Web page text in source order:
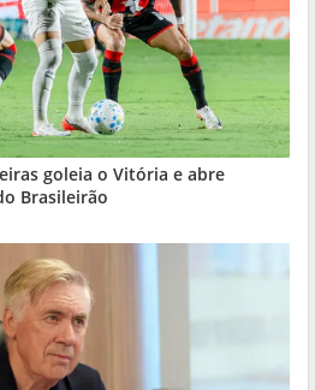
goleia o Vitória e abre
Brasileirão